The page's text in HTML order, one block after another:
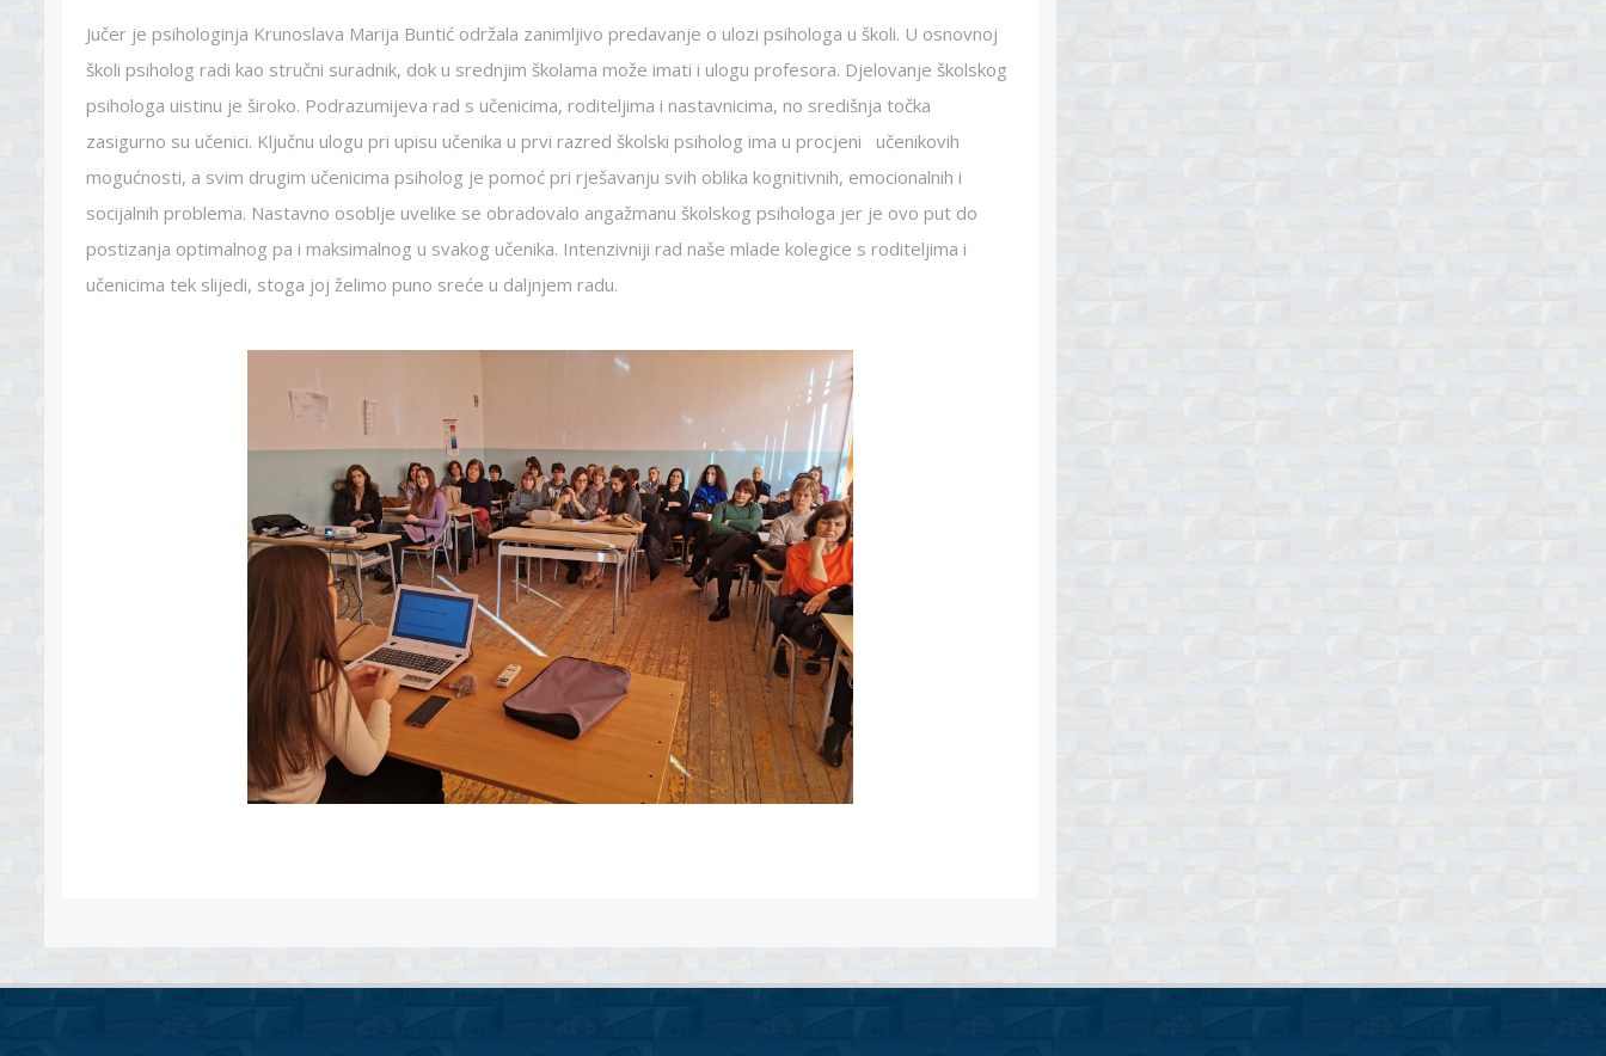
Jučer je psihologinja Krunoslava Marija Buntić održala zanimljivo predavanje o ulozi psihologa u školi. U osnovnoj
školi psiholog radi kao stručni suradnik, dok u srednjim školama može imati i ulogu profesora. Djelovanje školskog
psihologa uistinu je široko. Podrazumijeva rad s učenicima, roditeljima i nastavnicima, no središnja točka
zasigurno su učenici. Ključnu ulogu pri upisu učenika u prvi razred školski psiholog ima u procjeni učenikovih
mogućnosti, a svim drugim učenicima psiholog je pomoć pri rješavanju svih oblika kognitivnih, emocionalnih i
socijalnih problema. Nastavno osoblje uvelike se obradovalo angažmanu školskog psihologa jer je ovo put do
postizanja optimalnog pa i maksimalnog u svakog učenika. Intenzivniji rad naše mlade kolegice s roditeljima i
učenicima tek slijedi, stoga joj želimo puno sreće u daljnjem radu.